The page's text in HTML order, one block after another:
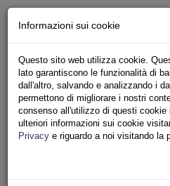
navigation
Informazioni sui cookie
Questo sito web utilizza cookie.
lato garantiscono le funzionalità di
dall'altro, salvando e analizzando i
permettono di migliorare i nostri
consenso all'utilizzo di questi
ulteriori informazioni sui cookie
Privacy e riguardo a noi visitando la